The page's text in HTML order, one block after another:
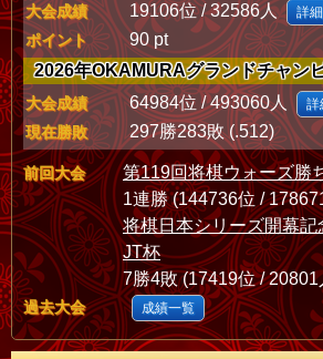
大会成績 19106位 / 32586人 詳細
ポイント
90 pt
2026年OKAMURAグランドチャン
大会成績 64984位 / 493060人 詳
現在勝敗 297勝283敗 (.512)
前回大会
第119回将棋ウォーズ勝
1連勝 (144736位 /
将棋日本シリーズ開幕
JT杯
7勝4敗 (17419位 / 20801
過去大会 成績一覧